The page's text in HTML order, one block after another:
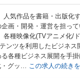
気作品を書籍・出版化
画・開発・運営を担っ
種映像化(TVアニメ化/
ンツを利用したビジネス
各種ビジネス展開を手
・グッ… この求人の続き